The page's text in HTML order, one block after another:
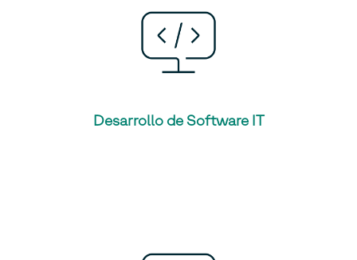
Desarrollo de Software IT